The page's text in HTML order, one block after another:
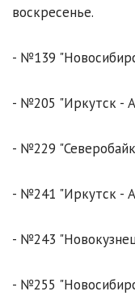
воскресенье.
- №139
- №205 "Иркутск -
- №229
- №241 "Иркутск -
- №243
- №255